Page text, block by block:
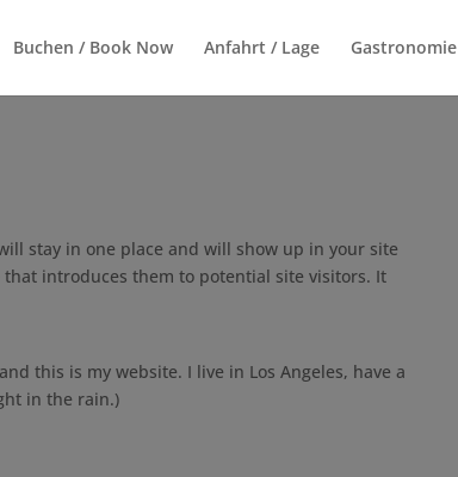
Buchen / Book Now Anfahrt / Lage Gastronomie
stay in one place and will show up in your site
introduces them to potential site visitors. It
this is my website. I live in Los Angeles, have a
in the rain.)